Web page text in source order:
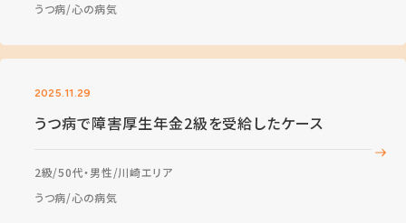
うつ病 心の病気
2025.11.29
うつ病で障害厚生年金2級を受給したケース
2級 50代・男性 川崎エリア
うつ病 心の病気